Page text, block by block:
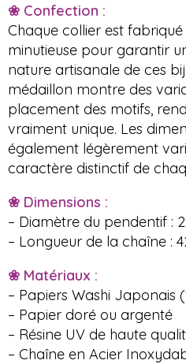
❀ Confection :
Chaque collier est
minutieuse pour garantir
nature artisanale de ces
médaillon montre des
placement des motifs,
vraiment unique. Les
également légèrement
caractère distinctif de
❀ Dimensions :
– Diamètre du pendentif :
– Longueur de la chaîne :
❀ Matériaux :
– Papiers Washi
– Papier doré ou argenté
– Résine UV de haute
– Chaîne en Acier